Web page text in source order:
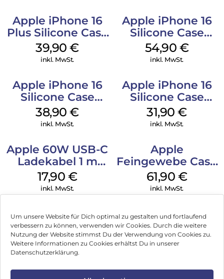
Um unsere Website für Dich optimal zu gestalten und fortlaufend
verbessern zu können, verwenden wir Cookies. Durch die weitere
Nutzung der Website stimmst Du der Verwendung von Cookies zu.
Weitere Informationen zu Cookies erhältst Du in unserer
Datenschutzerklärung.
Apple iPhone 16
Plus Silicone Case
MagSafe Plum
39,90€
inkl. MwSt.
Apple iPhone 16
Silicone Case
MagSafe Lake
Green
54,90 €
inkl. MwSt.
Apple iPhone 16
Silicone Case
MagSafe
Ultramarine
38,90€
inkl. MwSt.
Apple iPhone 16
Silicone Case
MagSafe Fuchsia
31,90€
inkl. MwSt.
Apple 60W USB-C
Ladekabel 1 m
Weiß
17,90 €
inkl. MwSt.
Apple
Feingewebe Case
iPhone 15 Pro
MagSafe Schwarz
61,90 €
inkl. MwSt.
Impressum